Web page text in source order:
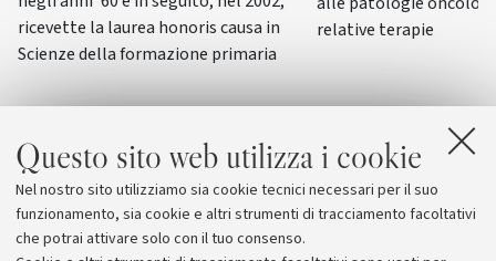
Questo sito web utilizza i cookie
Nel nostro sito utilizziamo sia cookie tecnici necessari per il suo
funzionamento, sia cookie e altri strumenti di tracciamento facoltativi
che potrai attivare solo con il tuo consenso.
ricevette la laurea honoris causa in
Scienze della formazione primaria
relative terapie